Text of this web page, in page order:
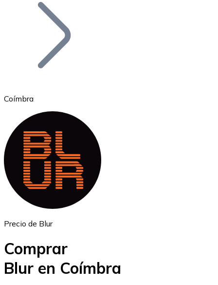
Bitcoin
Ethereum
ETH
Coímbra
Precio de Blur
Comprar
Blur en Coímbra